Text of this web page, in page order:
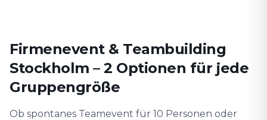
Firmenevent & Teambuilding
Stockholm – 2 Optionen für jede
Gruppengröße
Ob spontanes Teamevent für 10 Personen oder